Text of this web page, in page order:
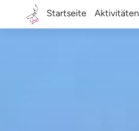
Startseite Aktivitäten